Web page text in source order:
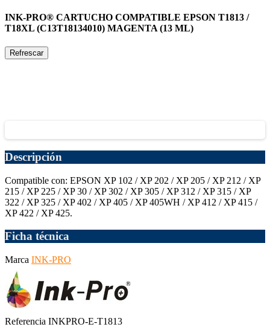
INK-PRO® CARTUCHO COMPATIBLE EPSON T1813 /
T18XL (C13T18134010) MAGENTA (13 ML)
Descripción
Compatible con: EPSON XP 102 / XP 202 / XP 205 / XP 212 / XP
215 / XP 225 / XP 30 / XP 302 / XP 305 / XP 312 / XP 315 / XP
322 / XP 325 / XP 402 / XP 405 / XP 405WH / XP 412 / XP 415 /
XP 422 / XP 425.
Ficha técnica
Marca INK-PRO
Referencia INKPRO-E-T1813